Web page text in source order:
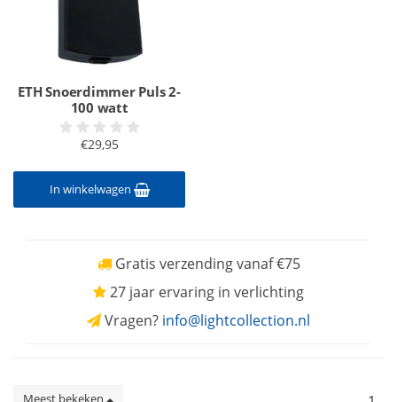
ETH Snoerdimmer Puls 2-
100 watt
€29,95
In winkelwagen
Gratis verzending vanaf €75
27 jaar ervaring in verlichting
Vragen? info@lightcollection.nl
Meest bekeken